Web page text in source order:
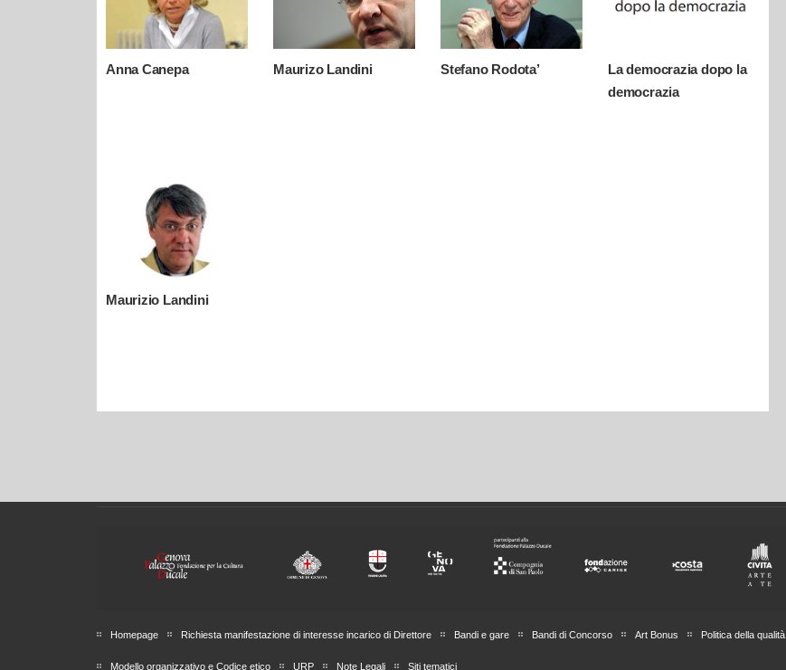
Anna Canepa Maurizo Landini Stefano Rodota’
La democrazia dopo la
democrazia
Maurizio Landini
Homepage Richiesta manifestazione di interesse incarico di Direttore Bandi e gare Bandi di Concorso Art Bonus Politica della qualità
Modello organizzativo e Codice etico URP Note Legali Siti tematici